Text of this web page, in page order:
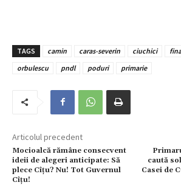
TAGS camin caras-severin ciuchici
orbulescu
pndl poduri primarie
Articolul precedent
Mocioalcă rămâne consecvent
ideii de alegeri anticipate: Să
plece Cîțu? Nu! Tot Guvernul
Cîțu!
caută
Casei de